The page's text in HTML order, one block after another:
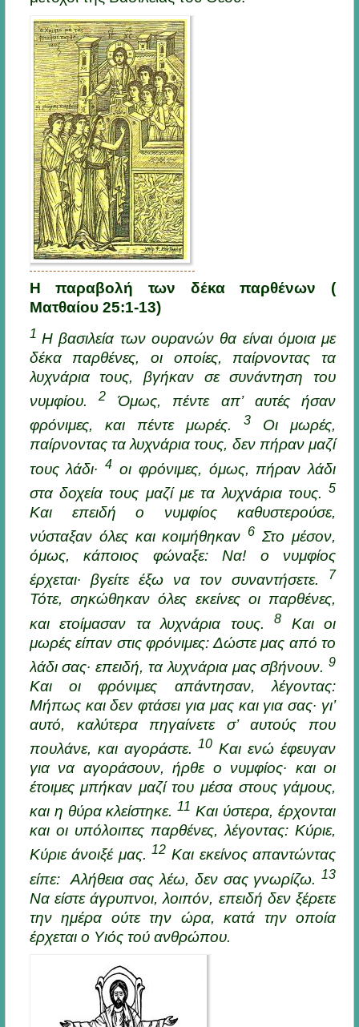
H παραβολή των δέκα παρθένων (
Ματθαίου 25:1-13)
1 Η βασιλεία των ουρανών θα είναι όμοια με
δέκα παρθένες, οι οποίες, παίρνοντας τα
λυχνάρια τους, βγήκαν σε συνάντηση του
νυμφίου.2
Όμως, πέντε απ’ αυτές ήσαν
φρόνιμες, και πέντε μωρές.
3
Οι μωρές,
παίρνοντας τα λυχνάρια τους, δεν πήραν μαζί
τους λάδι·4 οι φρόνιμες, όμως, πήραν λάδι
στα δοχεία τους μαζί με τα λυχνάρια τους.5
Και επειδή ο νυμφίος καθυστερούσε,
νύσταξαν όλες και κοιμήθηκαν 6 Στο μέσον,
όμως, κάποιος φώναξε: Να! ο νυμφίος
έρχεται· βγείτε έξω να τον συναντήσετε.
7
Τότε, σηκώθηκαν όλες εκείνες οι παρθένες,
και ετοίμασαν τα λυχνάρια τους.8
Και οι
μωρές είπαν στις φρόνιμες: Δώστε μας από το
λάδι σας· επειδή, τα λυχνάρια μας σβήνουν.9
Και οι φρόνιμες απάντησαν, λέγοντας:
Μήπως και δεν φτάσει για μας και για σας· γι’
αυτό, καλύτερα πηγαίνετε σ’ αυτούς που
πουλάνε, και αγοράστε.10 Και ενώ έφευγαν
για να αγοράσουν, ήρθε ο νυμφίος· και οι
έτοιμες μπήκαν μαζί του μέσα στους γάμους,
και η θύρα κλείστηκε.11 Και ύστερα, έρχονται
και οι υπόλοιπες παρθένες, λέγοντας: Κύριε,
Κύριε άνοιξέ μας.12 Και εκείνος απαντώντας
είπε: Αλήθεια σας λέω, δεν σας γνωρίζω.13
Να είστε άγρυπνοι, λοιπόν, επειδή δεν ξέρετε
την ημέρα ούτε την ώρα, κατά την οποία
έρχεται ο Υιός τού ανθρώπου.